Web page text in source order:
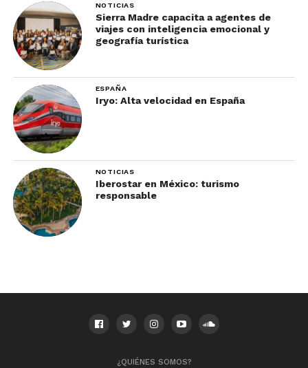
NOTICIAS
Sierra Madre capacita a agentes de
viajes con inteligencia emocional y
geografía turística
ESPAÑA
Iryo: Alta velocidad en España
NOTICIAS
Iberostar en México: turismo
responsable
¿QUIÉNES SOMOS?